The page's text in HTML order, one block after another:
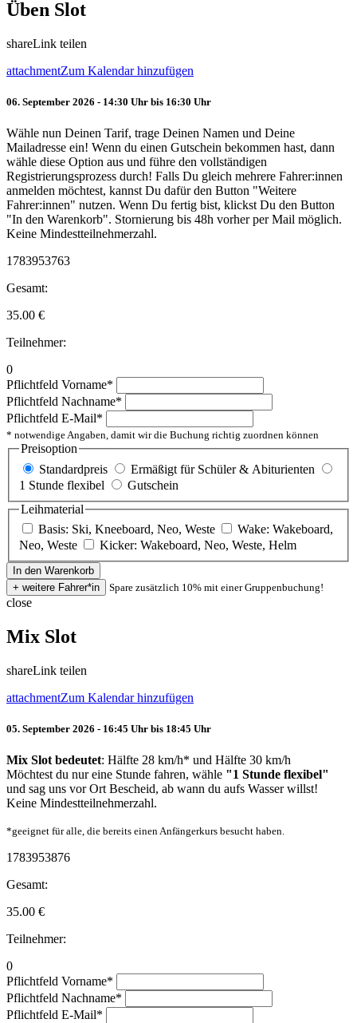
Üben Slot
shareLink teilen
attachmentZum Kalendar hinzufügen
06. September 2026 - 14:30 Uhr bis 16:30 Uhr
Wähle nun Deinen Tarif, trage Deinen Namen und Deine
Mailadresse ein! Wenn du einen Gutschein bekommen hast, dann
wähle diese Option aus und führe den vollständigen
Registrierungsprozess durch! Falls Du gleich mehrere Fahrer:innen
anmelden möchtest, kannst Du dafür den Button "Weitere
Fahrer:innen" nutzen. Wenn Du fertig bist, klickst Du den Button
"In den Warenkorb". Stornierung bis 48h vorher per Mail möglich.
Keine Mindestteilnehmerzahl.
1783953763
Gesamt:
35.00 €
Teilnehmer:
0
Pflichtfeld Vorname*
Pflichtfeld Nachname*
Pflichtfeld E-Mail*
* notwendige Angaben, damit wir die Buchung richtig zuordnen können
Preisoption
Standardpreis
Ermäßigt für Schüler & Abiturienten
1 Stunde flexibel
Gutschein
Leihmaterial
Basis: Ski, Kneeboard, Neo, Weste
Wake: Wakeboard,
Neo, Weste
Kicker: Wakeboard, Neo, Weste, Helm
Spare zusätzlich 10% mit einer Gruppenbuchung!
close
Mix Slot
shareLink teilen
attachmentZum Kalendar hinzufügen
05. September 2026 - 16:45 Uhr bis 18:45 Uhr
Mix Slot bedeutet: Hälfte 28 km/h* und Hälfte 30 km/h
Möchtest du nur eine Stunde fahren, wähle "1 Stunde flexibel"
und sag uns vor Ort Bescheid, ab wann du aufs Wasser willst!
Keine Mindestteilnehmerzahl.
*geeignet für alle, die bereits einen Anfängerkurs besucht haben.
1783953876
Gesamt:
35.00 €
Teilnehmer:
0
Pflichtfeld Vorname*
Pflichtfeld Nachname*
Pflichtfeld E-Mail*